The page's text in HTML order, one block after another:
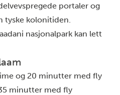
portaler og
tyske kolonitiden.
nasjonalpark kan lett
og 20 minutter med fly
minutter med fly